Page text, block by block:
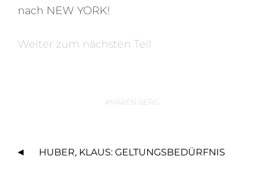
nach NEW YORK!
Weiter zum nächsten Teil
MARÉN BERG
B
HUBER, KLAUS: GELTUNGSBEDÜRFNIS